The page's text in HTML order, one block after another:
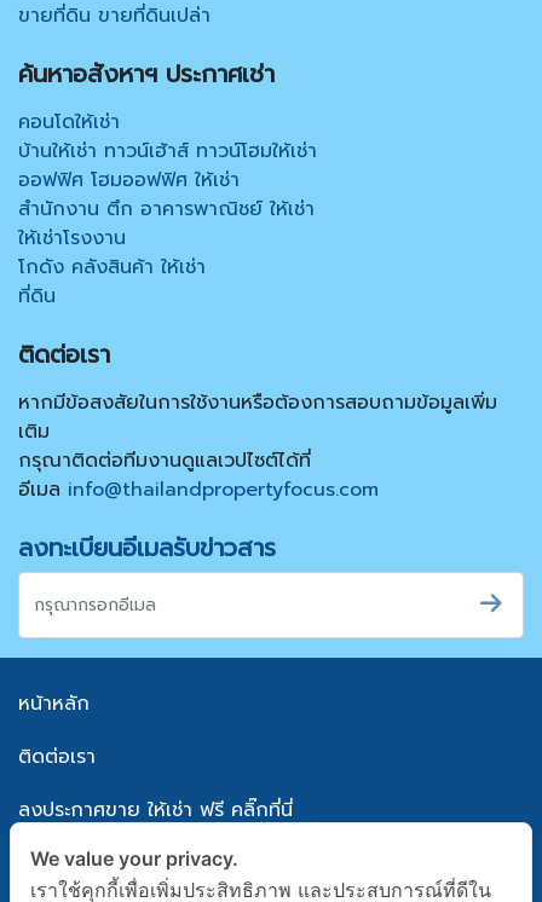
ขายที่ดิน ขายที่ดินเปล่า
ค้นหาอสังหาฯ ประกาศเช่า
คอนโดให้เช่า
บ้านให้เช่า ทาวน์เฮ้าส์ ทาวน์โฮมให้เช่า
ออฟฟิศ โฮมออฟฟิศ ให้เช่า
สำนักงาน ตึก อาคารพาณิชย์ ให้เช่า
ให้เช่าโรงงาน
โกดัง คลังสินค้า ให้เช่า
ที่ดิน
ติดต่อเรา
หากมีข้อสงสัยในการใช้งานหรือต้องการสอบถามข้อมูลเพิ่ม
เติม
กรุณาติดต่อทีมงานดูแลเวปไซต์ได้ที่
อีเมล info@thailandpropertyfocus.com
ลงทะเบียนอีเมลรับข่าวสาร
หน้าหลัก
ติดต่อเรา
ลงประกาศขาย ให้เช่า ฟรี คลิ๊กที่นี่
แผนผังเว็บไซต์
We value your privacy.
เราใช้คุกกี้เพื่อเพิ่มประสิทธิภาพ และประสบการณ์ที่ดีใน